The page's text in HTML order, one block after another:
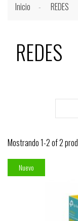
Inicio REDES
REDES
Mostrando 1-2 of 2
Nuevo